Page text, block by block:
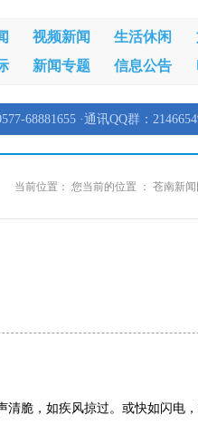
视频新闻 生活休闲
新闻专题 信息公告
68881655 ·通讯QQ群：
当前位置： 您当前的位置 ： 苍南新闻
脆，如疾风掠过。或快如闪电